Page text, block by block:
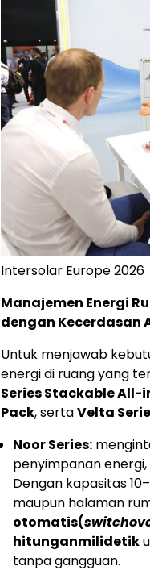
Intersolar Europe 2026
Manajemen Energi
dengan Kecerdasan
Untuk menjawab
energi di ruang yang
Series Stackable All-
Pack, sertaVelta
Noor Series:
penyimpanan
Dengan kapasitas
maupun halaman
otomatis(
hitunganmilidetik
tanpa gangguan.